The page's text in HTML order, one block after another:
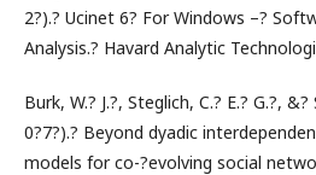
2?).? Ucinet 6? For Windows –?
Analysis.? Havard Analytic
Burk, W.? J.?, Steglich, C.? E.? G.?,
0?7?).? Beyond dyadic
models for co-?evolving social